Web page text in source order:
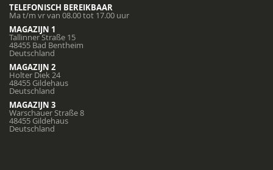
TELEFONISCH BEREIKBAAR
Ma t/m vr van 08.00 tot 17.00 uur
MAGAZIJN 1
Tallinner Straße 15
48455 Bad Bentheim
Deutschland
MAGAZIJN 2
Holter Diek 24
48455 Gildehaus
Deutschland
MAGAZIJN 3
Warschauer Straße 8
48455 Gildehaus
Deutschland